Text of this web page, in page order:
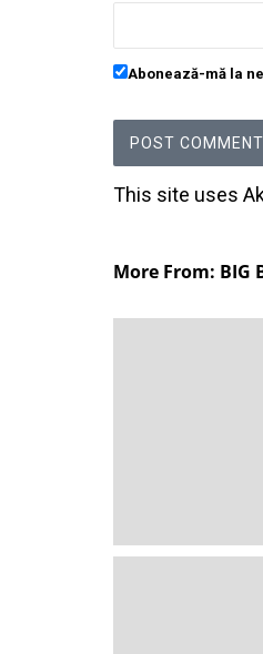
Abonează-mă la
This site uses
More From: BIG